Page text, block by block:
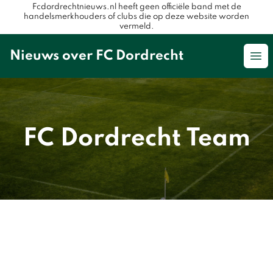
Fcdordrechtnieuws.nl heeft geen officiële band met de
handelsmerkhouders of clubs die op deze website worden
vermeld.
Nieuws over FC Dordrecht
FC Dordrecht Team